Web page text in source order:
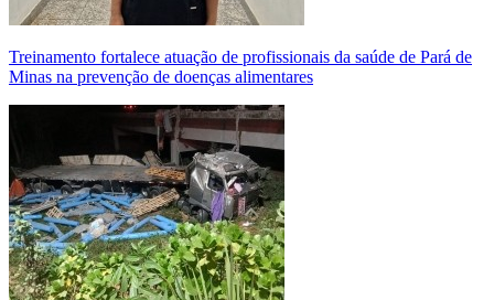
Treinamento fortalece atuação de profissionais da saúde de Pará de
Minas na prevenção de doenças alimentares